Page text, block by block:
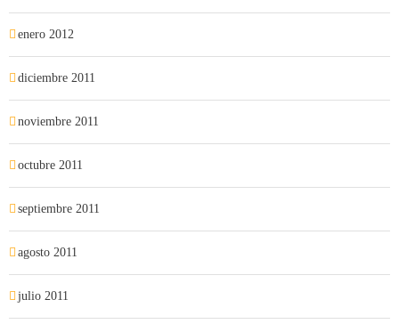
enero 2012
diciembre 2011
noviembre 2011
octubre 2011
septiembre 2011
agosto 2011
julio 2011